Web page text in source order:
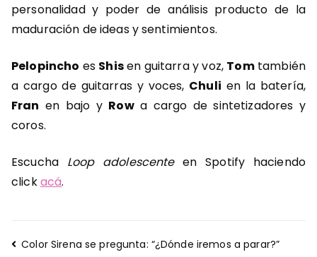
personalidad y poder de análisis producto de la
maduración de ideas y sentimientos.
Pelopincho es Shisen guitarra y voz, Tomtambién
a cargo de guitarras y voces, Chuli en la batería,
Fran en bajo y Rowa cargo de sintetizadores y
coros.
Escucha Loop adolescenteen Spotify haciendo
clickacá.
Navegación
Color Sirena se pregunta: “¿Dónde iremos a parar?”